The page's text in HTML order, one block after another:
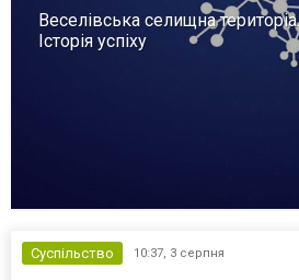
Веселівська селищна
Історія успіху
Суспільство 10:37, 3 серпня